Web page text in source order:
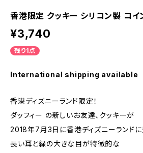
香港限定 クッキー シリコン製 コイ
¥3,740
残り1点
International shipping available
香港ディズニーランド限定！
ダッフィー の新しいお友達、クッキーが
2018年7月3日に香港ディズニーランド
長い耳と緑の大きな目が特徴的な